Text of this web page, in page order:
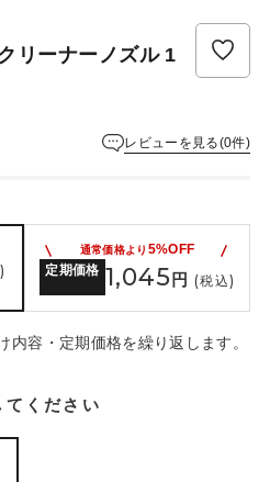
リーナーノズル 1
レビューを見る(0件)
通常価格より 5%OFF
定期価格 1,045 円 (税込)
容・定期価格を繰り返します。
ください